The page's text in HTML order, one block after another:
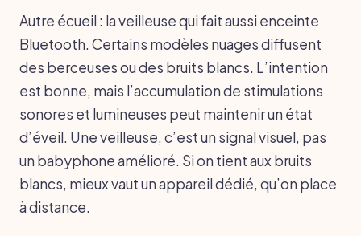
Autre écueil : la veilleuse qui fait aussi enceinte
Bluetooth. Certains modèles nuages diffusent
des berceuses ou des bruits blancs. L’intention
est bonne, mais l’accumulation de stimulations
sonores et lumineuses peut maintenir un état
d’éveil. Une veilleuse, c’est un signal visuel, pas
un babyphone amélioré. Si on tient aux bruits
blancs, mieux vaut un appareil dédié, qu’on place
à distance.